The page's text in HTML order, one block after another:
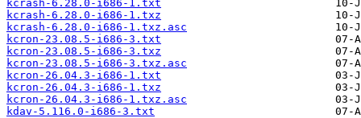
kcrash-6.28.0-i686-1.txt
kcrash-6.28.0-i686-1.txz
kcrash-6.28.0-i686-1.txz.asc
kcron-23.08.5-i686-3.txt
kcron-23.08.5-i686-3.txz
kcron-23.08.5-i686-3.txz.asc
kcron-26.04.3-i686-1.txt
kcron-26.04.3-i686-1.txz
kcron-26.04.3-i686-1.txz.asc
kdav-5.116.0-i686-3.txt